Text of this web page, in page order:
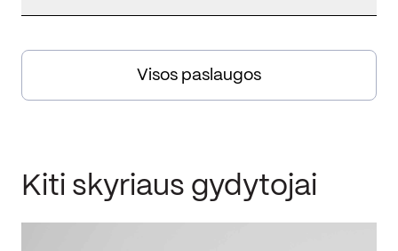
Visos paslaugos
Kiti skyriaus gydytojai